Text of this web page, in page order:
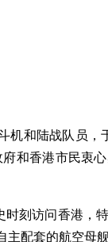
机和陆战队员，
和香港市民衷
刻访问香港，
配套的航空母